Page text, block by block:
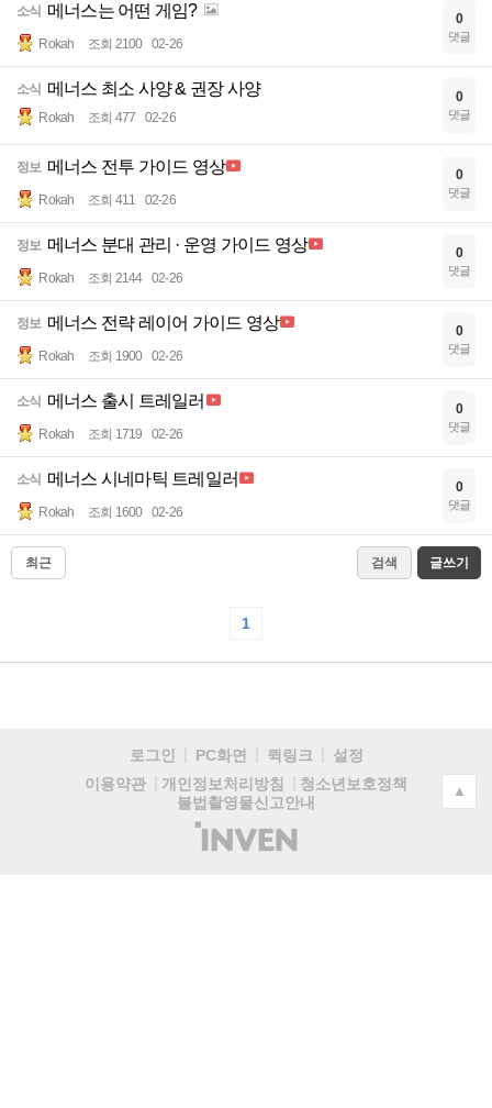
소식 메너스는 어떤 게임?
Rokah 조회 2100 02-26
0
댓글
소식 메너스 최소 사양 & 권장 사양
Rokah 조회 477 02-26
0
댓글
정보 메너스 전투 가이드 영상
Rokah 조회 411 02-26
0
댓글
정보 메너스 분대 관리 · 운영 가이드 영상
Rokah 조회 2144 02-26
0
댓글
정보 메너스 전략 레이어 가이드 영상
Rokah 조회 1900 02-26
0
댓글
소식 메너스 출시 트레일러
Rokah 조회 1719 02-26
0
댓글
소식 메너스 시네마틱 트레일러
Rokah 조회 1600 02-26
0
댓글
최근 검색 글쓰기
1
로그인 PC화면 퀵링크
설정
이용약관
개인정보처리방침
청소년보호정책
불법촬영물신고안내
(주)
인
▲